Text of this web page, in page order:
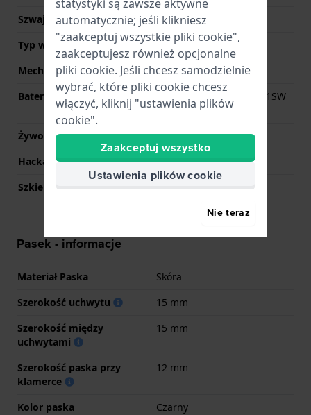
Szwajcarski mechanizm
Nie
Typ wyświetlacza
Analogowy
Mechanizm
Kwarcowy
Bateria
Renata R364 364 / SR621SW
Bateria
Żywotność baterii
60 miesiące
Hackable
Nie
Szkieletowy
Nie
Pasek - informacje
Materiał Paska
Skóra
Szerokość uchwytu
15 mm
Szerokość między
uchwytami
15 mm
Szerokość paska przy
klamerce
12 mm
Kolor paska
Czarny
statystyki są zawsze aktywne
automatycznie; jeśli klikniesz
"zaakceptuj wszystkie pliki cookie",
zaakceptujesz również opcjonalne
pliki cookie. Jeśli chcesz samodzielnie
wybrać, które pliki cookie chcesz
włączyć, kliknij "ustawienia plików
cookie".
Zaakceptuj wszystko
Ustawienia plików cookie
Nie teraz